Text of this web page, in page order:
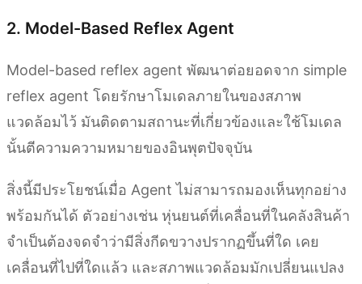
2. Model-Based Reflex Agent
Model-based reflex agent พัฒนาต่อยอดจาก simple
reflex agent โดยรักษาโมเดลภายในของสภาพ
แวดล้อมไว้ มันติดตามสถานะที่เกี่ยวข้องและใช้โมเดล
นั้นตีความความหมายของอินพุตปัจจุบัน
สิ่งนี้มีประโยชน์เมื่อ Agent ไม่สามารถมองเห็นทุกอย่าง
พร้อมกันได้ ตัวอย่างเช่น หุ่นยนต์ที่เคลื่อนที่ในคลังสินค้า
จำเป็นต้องจดจำว่ามีสิ่งกีดขวางปรากฏขึ้นที่ใด เคย
เคลื่อนที่ไปที่ใดแล้ว และสภาพแวดล้อมมักเปลี่ยนแปลง